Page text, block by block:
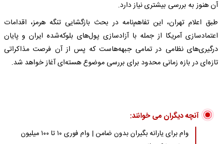
آن هنوز به بررسی بیشتری نیاز دارد.
طبق اعلام تهران، این تفاهم‌نامه در بحث بازگشایی تنگه هرمز، اقدامات
اعتمادسازی آمریکا از جمله با آزادسازی پول‌های بلوکه‌شده ایران و پایان
درگیری‌های نظامی در تمامی جبهه‌هاست که پس از آن فرصت مذاکراتی
تازه‌ای در بازه زمانی محدود برای بررسی موضوع هسته‌ای آغاز خواهد شد.
آنچه دیگران می خوانند:
وام برای یارانه بگیران بدون ضامن | وام فوری ۱۰ تا ۱۰۰ میلیون